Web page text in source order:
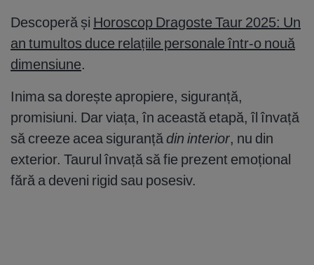
Descoperă și Horoscop Dragoste Taur 2025: Un
an tumultos duce relațiile personale într-o nouă
dimensiune.
Inima sa dorește apropiere, siguranță,
promisiuni. Dar viața, în această etapă, îl învață
să creeze acea siguranțădin interior, nu din
exterior. Taurul învață să fie prezent emoțional
fără a deveni rigid sau posesiv.